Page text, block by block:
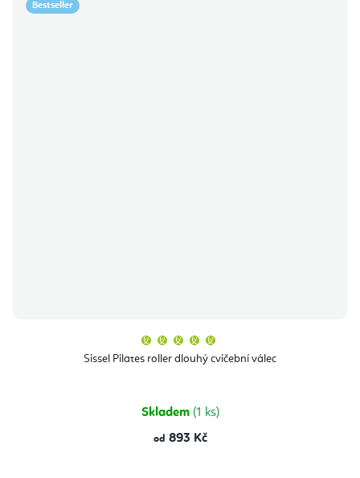
Bestseller
Sissel Pilates roller dlouhý cvičební válec
produktu
je
Skladem (1 ks)
od 893 Kč